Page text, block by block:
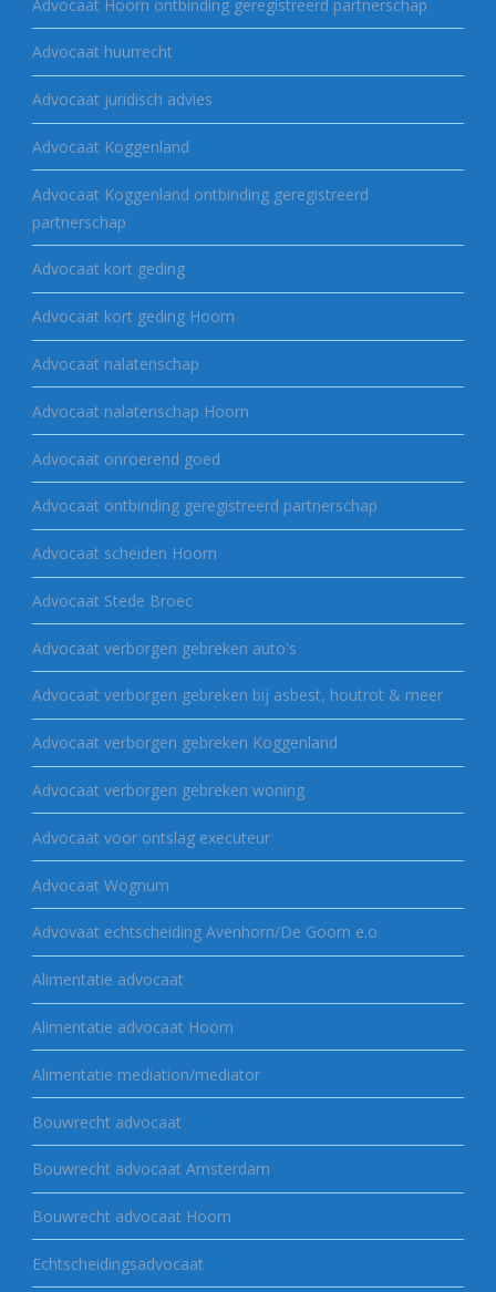
Advocaat Hoorn ontbinding geregistreerd partnerschap
Advocaat huurrecht
Advocaat juridisch advies
Advocaat Koggenland
Advocaat Koggenland ontbinding geregistreerd
partnerschap
Advocaat kort geding
Advocaat kort geding Hoorn
Advocaat nalatenschap
Advocaat nalatenschap Hoorn
Advocaat onroerend goed
Advocaat ontbinding geregistreerd partnerschap
Advocaat scheiden Hoorn
Advocaat Stede Broec
Advocaat verborgen gebreken auto's
Advocaat verborgen gebreken bij asbest, houtrot & meer
Advocaat verborgen gebreken Koggenland
Advocaat verborgen gebreken woning
Advocaat voor ontslag executeur
Advocaat Wognum
Advovaat echtscheiding Avenhorn/De Goorn e.o
Alimentatie advocaat
Alimentatie advocaat Hoorn
Alimentatie mediation/mediator
Bouwrecht advocaat
Bouwrecht advocaat Amsterdam
Bouwrecht advocaat Hoorn
Echtscheidingsadvocaat